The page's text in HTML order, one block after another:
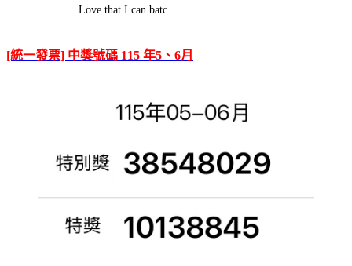
Love that I can batc…
[統一發票] 中獎號碼 115 年5、6月